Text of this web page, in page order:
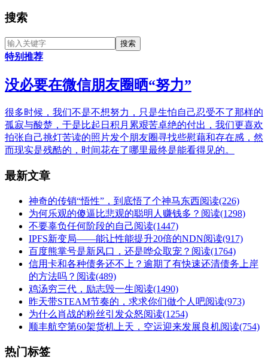
搜索
特别推荐
没必要在微信朋友圈晒“努力”
很多时候，我们不是不想努力，只是生怕自己忍受不了那样的
孤寂与酸楚，于是比起日积月累艰苦卓绝的付出，我们更喜欢
拍张自己挑灯苦读的照片发个朋友圈寻找些慰藉和存在感，然
而现实是残酷的，时间花在了哪里最终是能看得见的。
最新文章
神奇的传销“悟性”，到底悟了个神马东西阅读(226)
为何乐观的傻逼比悲观的聪明人赚钱多？ 阅读(1298)
不要辜负任何阶段的自己阅读(1447)
IPFS新变局——能让性能提升20倍的NDN阅读(917)
百度熊掌号是新风口，还是哗众取宠？ 阅读(1764)
信用卡和各种债务还不上？逾期了有快速还清债务上岸
的方法吗？ 阅读(489)
鸡汤穷三代，励志毁一生阅读(1490)
昨天带STEAM节奏的，求求你们做个人吧阅读(973)
为什么肖战的粉丝引发众怒阅读(1254)
顺丰航空第60架货机上天，空运迎来发展良机阅读(754)
热门标签